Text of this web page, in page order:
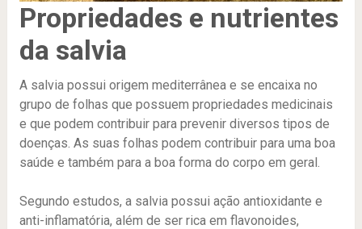
Propriedades e nutrientes
da salvia
A salvia possui origem mediterrânea e se encaixa no
grupo de folhas que possuem propriedades medicinais
e que podem contribuir para prevenir diversos tipos de
doenças. As suas folhas podem contribuir para uma boa
saúde e também para a boa forma do corpo em geral.
Segundo estudos, a salvia possui ação antioxidante e
anti-inflamatória, além de ser rica em flavonoides,